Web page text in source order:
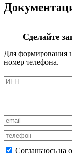
Сделайте
Для формирования
номер телефона.
Соглашаюсь на